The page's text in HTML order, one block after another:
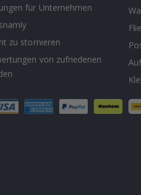
für Unternehmen
zu stornieren
von zufriedenen